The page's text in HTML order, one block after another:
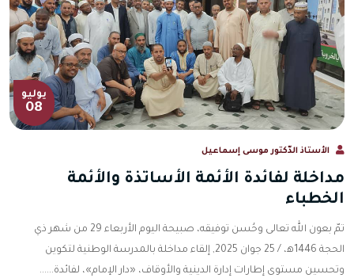
يوليو
08
الأستاذ الدّكتور موسى إسماعيل
مداخلة لفائدة الأئمة الأساتذة والأئمة
الخطباء
تمّ بعون الله تعالى وحُسن توفيقه، صبيحة اليوم الأربعاء 29 من شهر ذي
الحجة 1446ه‍، / 25 جوان 2025, إلقاء مداخلة بالمدرسة الوطنية لتكوين
وتحسين مستوى إطارات إدارة الدينية والأوقاف، «دار الإمام»، لفائدة......